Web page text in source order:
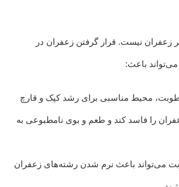
نیست. قرار گرفتن زعفران در
باعث:
محیط مناسبی برای رشد کپک و قارچ
را فاسد کند و طعم و بوی نامطبوعی به
می‌تواند باعث نرم شدن رشته‌های زعفران